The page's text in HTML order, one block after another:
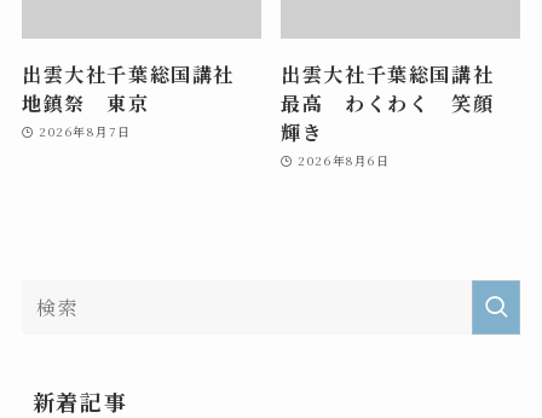
出雲大社千葉総国講社
地鎮祭 東京
2026年8月7日
出雲大社千葉総国講社
最高 わくわく 笑顔
輝き
2026年8月6日
新着記事